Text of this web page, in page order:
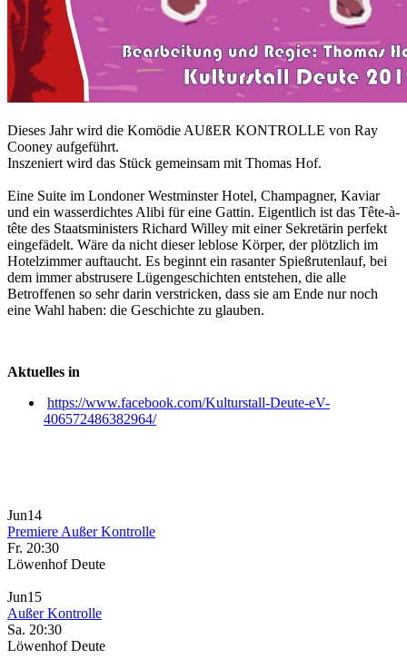
Dieses Jahr wird die Komödie AUßER KONTROLLE von Ray
Cooney aufgeführt.
Inszeniert wird das Stück gemeinsam mit Thomas Hof.
Eine Suite im Londoner Westminster Hotel, Champagner, Kaviar
und ein wasserdichtes Alibi für eine Gattin. Eigentlich ist das Tête-à-
tête des Staatsministers Richard Willey mit einer Sekretärin perfekt
eingefädelt. Wäre da nicht dieser leblose Körper, der plötzlich im
Hotelzimmer auftaucht. Es beginnt ein rasanter Spießrutenlauf, bei
dem immer abstrusere Lügengeschichten entstehen, die alle
Betroffenen so sehr darin verstricken, dass sie am Ende nur noch
eine Wahl haben: die Geschichte zu glauben.
Aktuelles in
https://www.facebook.com/Kulturstall-Deute-eV-
406572486382964/
Jun14
Premiere Außer Kontrolle
Fr. 20:30
Löwenhof Deute
Jun15
Außer Kontrolle
Sa. 20:30
Löwenhof Deute